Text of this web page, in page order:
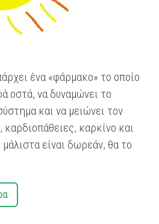
ένα «φάρμακο» το οποίο
οστά, να δυναμώνει το
και να μειώνει τον
καρδιοπάθειες, καρκίνο και
είναι δωρεάν, θα το